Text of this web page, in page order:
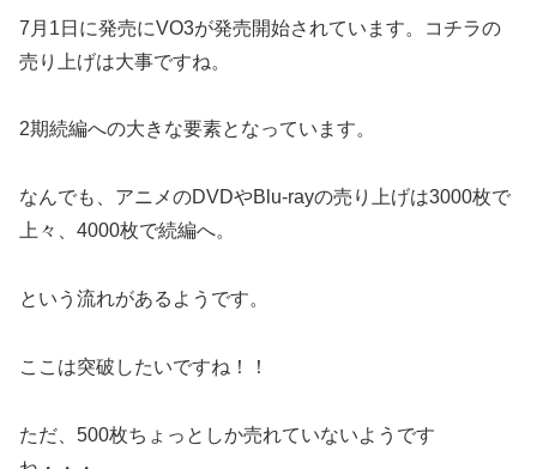
7月1日に発売にVO3が発売開始されています。コチラの
売り上げは大事ですね。
2期続編への大きな要素となっています。
なんでも、アニメのDVDやBlu-rayの売り上げは3000枚で
上々、4000枚で続編へ。
という流れがあるようです。
ここは突破したいですね！！
ただ、500枚ちょっとしか売れていないようです